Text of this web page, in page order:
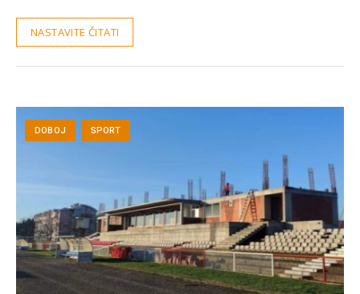
NASTAVITE ČITATI
DOBOJ SPORT